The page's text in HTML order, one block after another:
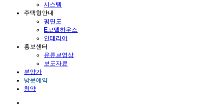
시스템
주택형안내
평면도
E모델하우스
인테리어
홍보센터
유튜브영상
보도자료
분양가
방문예약
청약